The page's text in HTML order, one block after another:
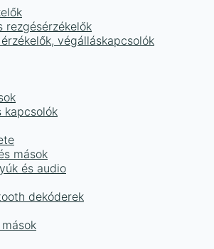
rezgésérzékelők
végálláskapcsolók
kapcsolók
mások
és audio
dekóderek